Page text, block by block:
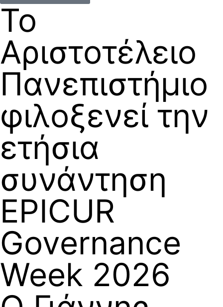
Το
Αριστοτέλειο
Πανεπιστήμιο
φιλοξενεί την
ετήσια
συνάντηση
EPICUR
Governance
Week 2026